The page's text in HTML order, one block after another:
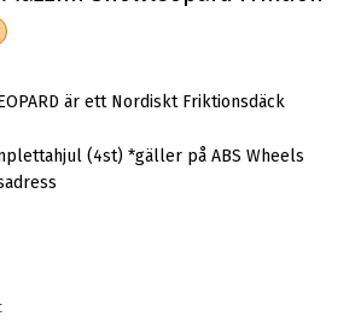
är ett Nordiskt Friktionsdäck
(4st) *gäller på ABS Wheels